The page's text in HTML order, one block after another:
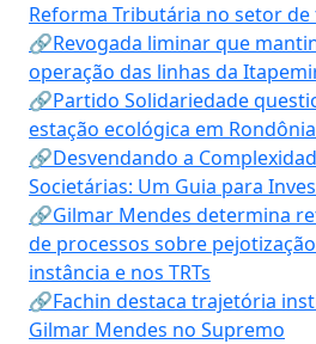
Reforma Tributária no setor
🔗Revogada liminar que
operação das linhas da
🔗Partido Solidariedade
estação ecológica em
🔗Desvendando a
Societárias: Um Guia para
🔗Gilmar Mendes determina
de processos sobre
instância e nos TRTs
🔗Fachin destaca trajetória
Gilmar Mendes no Supremo